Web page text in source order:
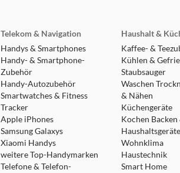
Telekom & Navigation
Handys & Smartphones
Handy- & Smartphone-
Zubehör
Handy-Autozubehör
Smartwatches & Fitness
Tracker
Apple iPhones
Samsung Galaxys
Xiaomi Handys
weitere Top-Handymarken
Telefone & Telefon-
Haushalt &
Kaffee- &
Kühlen &
Staubsauger
Waschen
& Nähen
Küchengeräte
Kochen Backen
Haushaltsgeräte
Wohnklima
Haustechnik
Smart Home